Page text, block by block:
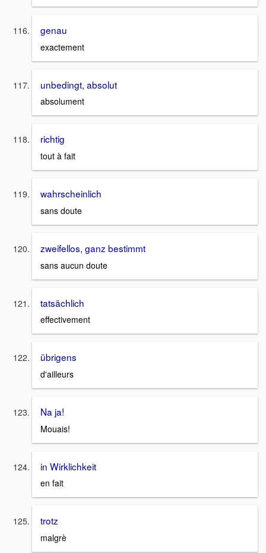
genau
exactement
unbedingt, absolut
absolument
richtig
tout à fait
wahrscheinlich
sans doute
zweifellos, ganz bestimmt
sans aucun doute
tatsächlich
effectivement
übrigens
d'ailleurs
Na ja!
Mouais!
in Wirklichkeit
en fait
trotz
malgrè